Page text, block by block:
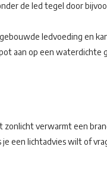
de led tegel door
ledvoeding en
aan op een waterdichte
verwarmt een
een lichtadvies wilt of